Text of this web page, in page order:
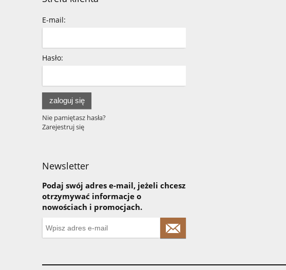
E-mail:
Hasło:
zaloguj się
Nie pamiętasz hasła?
Zarejestruj się
Newsletter
Podaj swój adres e-mail, jeżeli chcesz
otrzymywać informacje o
nowościach i promocjach.